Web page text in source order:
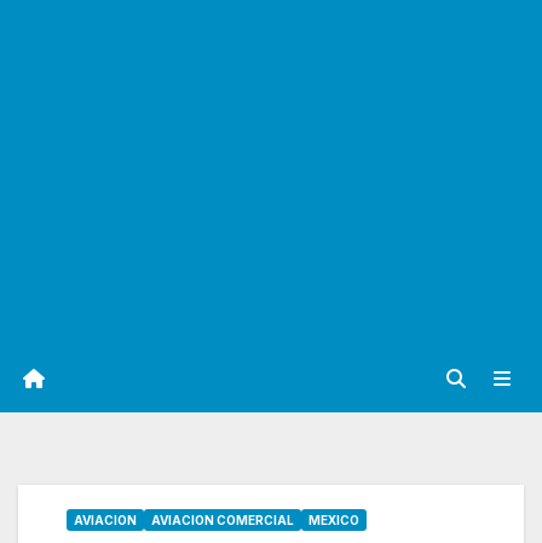
AVIACION AVIACION COMERCIAL MEXICO